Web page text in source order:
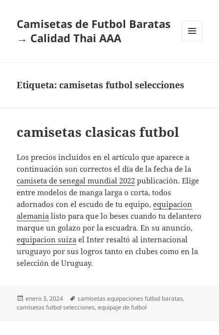
Camisetas de Futbol Baratas
→ Calidad Thai AAA
Etiqueta:camisetas futbol selecciones
camisetas clasicas futbol
Los precios incluidos en el artículo que aparece a
continuación son correctos el día de la fecha de la
camiseta de senegal mundial 2022 publicación. Elige
entre modelos de manga larga o corta, todos
adornados con el escudo de tu equipo,equipacion
alemania listo para que lo beses cuando tu delantero
marque un golazo por la escuadra. En su anuncio,
equipacion suiza el Inter resaltó al internacional
uruguayo por sus logros tanto en clubes como en la
selección de Uruguay.
Publicado
el
enero 3, 2024 Etiquetas
camisetas equipaciones futbol baratas,
camisetas futbol selecciones,equipaje de futbol